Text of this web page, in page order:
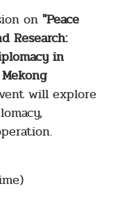
on "Peace
Research:
in
will explore